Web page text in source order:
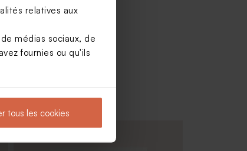
relatives aux
médias sociaux, de
fournies ou qu'ils
tous les cookies